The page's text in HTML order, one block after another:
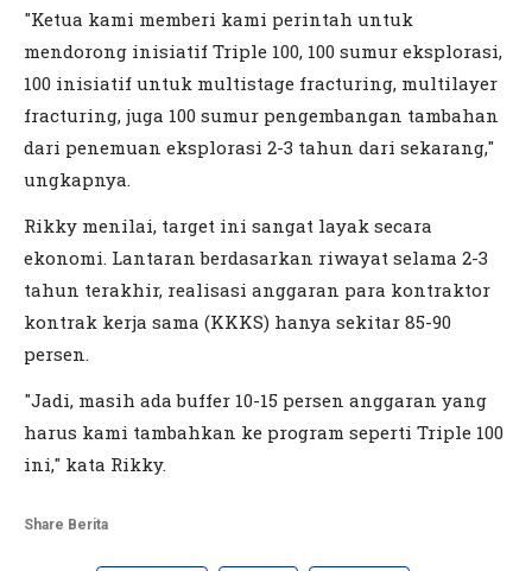
"Ketua kami memberi kami perintah untuk
mendorong inisiatif Triple 100, 100 sumur eksplorasi,
100 inisiatif untuk multistage fracturing, multilayer
fracturing, juga 100 sumur pengembangan tambahan
dari penemuan eksplorasi 2-3 tahun dari sekarang,"
ungkapnya.
Rikky menilai, target ini sangat layak secara
ekonomi. Lantaran berdasarkan riwayat selama 2-3
tahun terakhir, realisasi anggaran para kontraktor
kontrak kerja sama (KKKS) hanya sekitar 85-90
persen.
"Jadi, masih ada buffer 10-15 persen anggaran yang
harus kami tambahkan ke program seperti Triple 100
ini," kata Rikky.
Share Berita